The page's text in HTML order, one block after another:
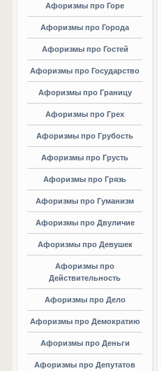
Афоризмы про Горе
Афоризмы про Города
Афоризмы про Гостей
Афоризмы про Государство
Афоризмы про Границу
Афоризмы про Грех
Афоризмы про Грубость
Афоризмы про Грусть
Афоризмы про Грязь
Афоризмы про Гуманизм
Афоризмы про Двуличие
Афоризмы про Девушек
Афоризмы про
Действительность
Афоризмы про Дело
Афоризмы про Демократию
Афоризмы про Деньги
Афоризмы про Депутатов